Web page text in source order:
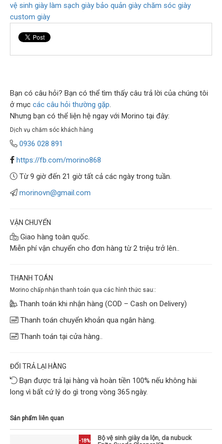
vệ sinh giày làm sạch giày bảo quản giày chăm sóc giày
custom giày
Bạn có câu hỏi? Bạn có thể tìm thấy câu trả lời của chúng tôi
ở mục các câu hỏi thường gặp.
Nhưng bạn có thể liện hệ ngay với Morino tại đây:
Dịch vụ chăm sóc khách hàng
0936 028 891
https://fb.com/morino868
Từ 9 giờ đến 21 giờ tất cả các ngày trong tuần.
morinovn@gmail.com
VẬN CHUYỂN
Giao hàng toàn quốc.
Miễn phí vận chuyển cho đơn hàng từ 2 triệu trở lên..
THANH TOÁN
Morino chấp nhận thanh toán qua các hình thức sau::
Thanh toán khi nhận hàng (COD – Cash on Delivery)
Thanh toán chuyển khoản qua ngân hàng.
Thanh toán tại cửa hàng..
ĐỔI TRẢ LẠI HÀNG
Bạn được trả lại hàng và hoàn tiền 100% nếu không hài
long vì bất cứ lý do gì trong vòng 365 ngày.
Sản phẩm liên quan
-18%
Bộ vệ sinh giày da lộn, da nubuck